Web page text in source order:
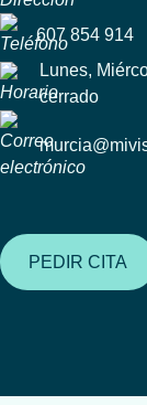
607 854 914
Lunes,
cerrado
PEDIR CITA